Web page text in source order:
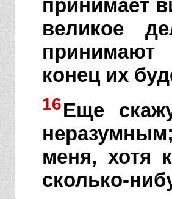
принимает
великое
принимают
конец их
16Еще
меня, хотя
сколько-